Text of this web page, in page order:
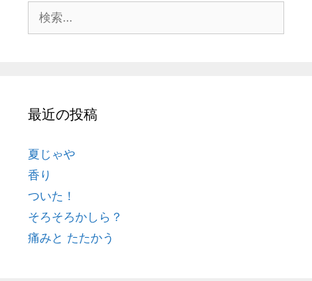
最近の投稿
夏じゃや
香り
ついた！
そろそろかしら？
痛みと たたかう